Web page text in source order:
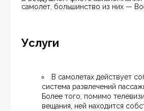
самолет, большинство из них —
Услуги
В самолетах действует
система развлечений
Более того, помимо
вещания, ней находится